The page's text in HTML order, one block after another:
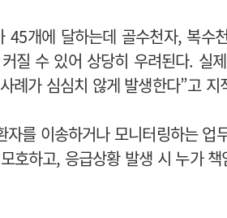
45개에 달하는데 골수천자, 복수
질 수 있어 상당히 우려된다. 실
례가 심심치 않게 발생한다”고 지
자를 이송하거나 모니터링하는
호하고, 응급상황 발생 시 누가